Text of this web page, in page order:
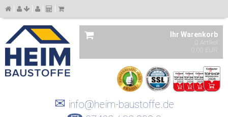
Ihr Warenkorb
0 Artikel
0,00 EUR
✉ info@heim-baustoffe.de